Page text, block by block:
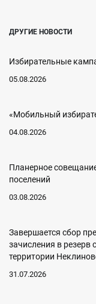
ДРУГИЕ НОВОСТИ
Избирательные
05.08.2026
«Мобильный
04.08.2026
Планерное
поселений
03.08.2026
Завершается сбор
зачисления в резерв
территории
31.07.2026